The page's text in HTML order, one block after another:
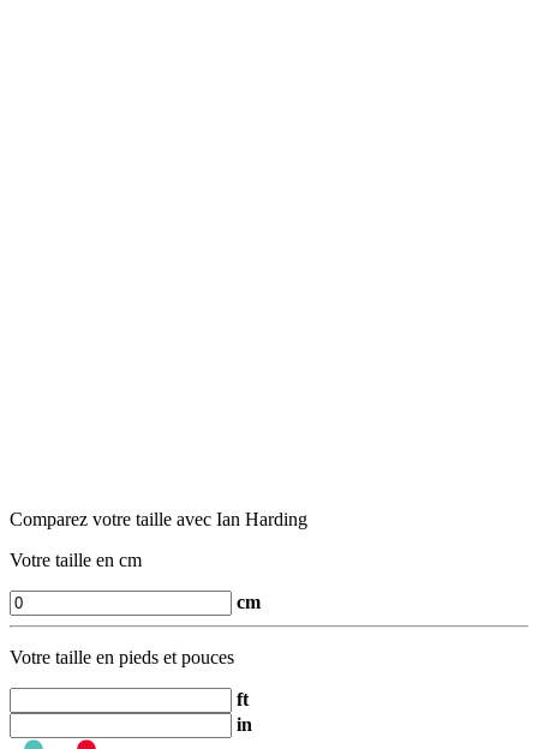
Comparez votre taille avec Ian Harding
Votre taille en cm
cm
Votre taille en pieds et pouces
ft
in